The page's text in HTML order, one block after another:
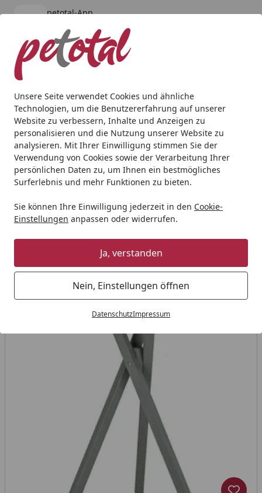
Unsere Seite verwendet Cookies und ähnliche
Technologien, um die Benutzererfahrung auf unserer
Website zu verbessern, Inhalte und Anzeigen zu
personalisieren und die Nutzung unserer Website zu
analysieren. Mit Ihrer Einwilligung stimmen Sie der
Verwendung von Cookies sowie der Verarbeitung Ihrer
persönlichen Daten zu, um Ihnen ein bestmögliches
Surferlebnis und mehr Funktionen zu bieten.
Sie können Ihre Einwilligung jederzeit in den Cookie-
Einstellungen anpassen oder widerrufen.
Ja, verstanden
Nein, Einstellungen öffnen
DatenschutzImpressum
petotal-App
kostenlos - Im App Store
Alle Produkte
Mein Konto
Suchen
Startseite
Geschenkideen Geschenkideen für Kleintiere
TRIXIE Futterhaus mit Ständer &
Silo, Kiefernholz, 49 × 34 × 45
cm/1,34 m, grau
Angebot